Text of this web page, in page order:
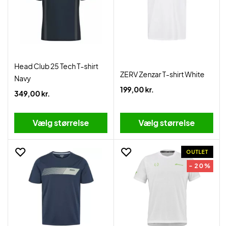
Head Club 25 Tech T-shirt
Navy
349,00 kr.
Vælg størrelse
ZERV Zenzar T-shirt White
199,00 kr.
Vælg størrelse
OUTLET
- 20%